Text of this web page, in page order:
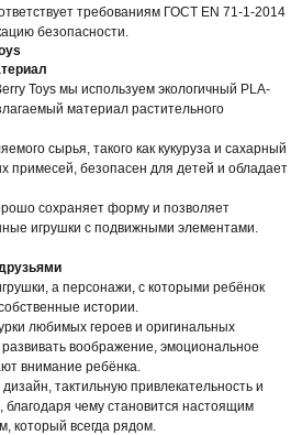
требованиям ГОСТ EN 71-1-2014
безопасности.
Toys мы используем экологичный PLA-
материал растительного
сырья, такого как кукуруза и сахарный
примесей, безопасен для детей и обладает
сохраняет форму и позволяет
игрушки с подвижными элементами.
а персонажи, с которыми ребёнок
истории.
любимых героев и оригинальных
воображение, эмоциональное
внимание ребёнка.
тактильную привлекательность и
чему становится настоящим
который всегда рядом.